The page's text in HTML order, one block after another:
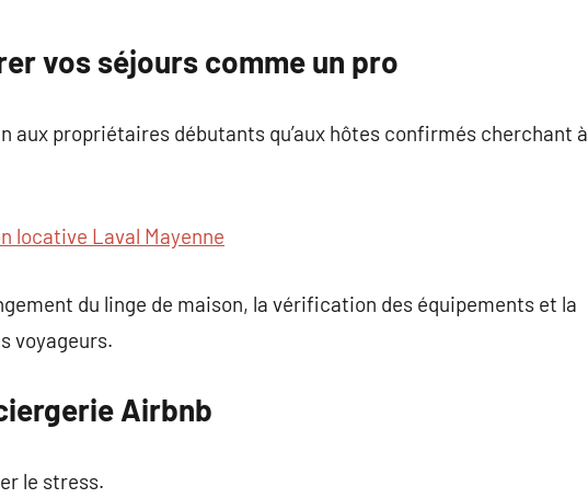
vos séjours comme un pro
aux propriétaires débutants qu’aux hôtes confirmés cherchant à
locative Laval Mayenne
du linge de maison, la vérification des équipements et la
voyageurs.
Airbnb
le stress.